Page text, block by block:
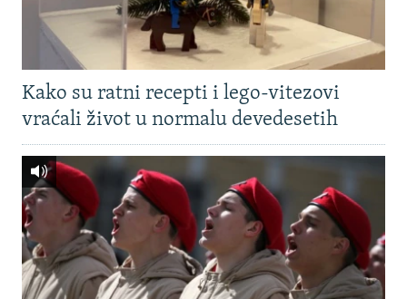
Kako su ratni recepti i lego-vitezovi
vraćali život u normalu devedesetih